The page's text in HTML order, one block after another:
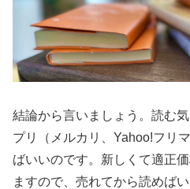
結論から言いましょう。読む
プリ（メルカリ、Yahoo!フリ
ばいいのです。新しくて適正
ますので、売れてから読めばい